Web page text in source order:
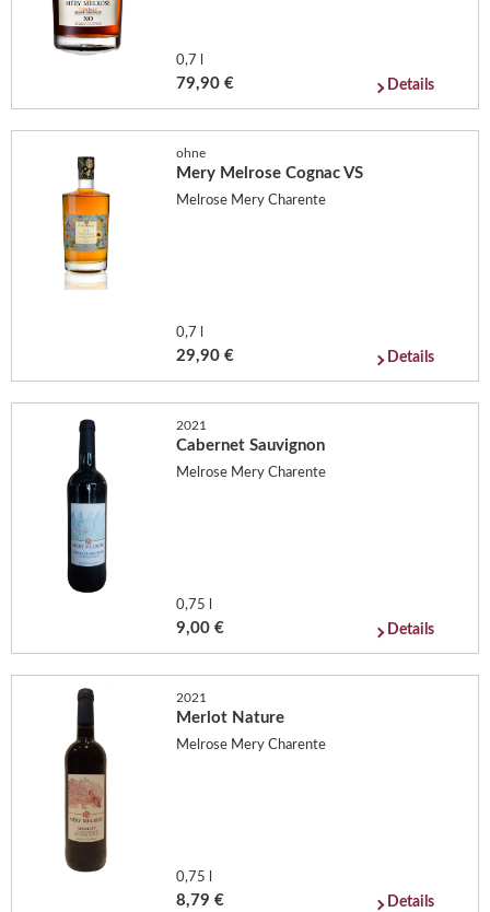
0,7 l
79,90 € Details
ohne
Mery Melrose Cognac VS
Melrose Mery Charente
0,7 l
29,90 € Details
2021
Cabernet Sauvignon
Melrose Mery Charente
0,75 l
9,00 € Details
2021
Merlot Nature
Melrose Mery Charente
0,75 l
8,79 € Details